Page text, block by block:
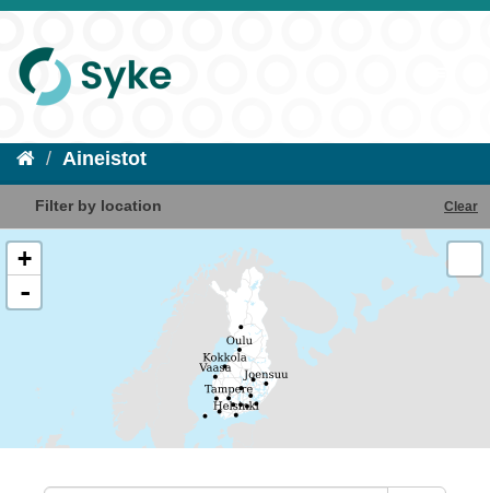
Aineistot
Filter by location Clear
+
-